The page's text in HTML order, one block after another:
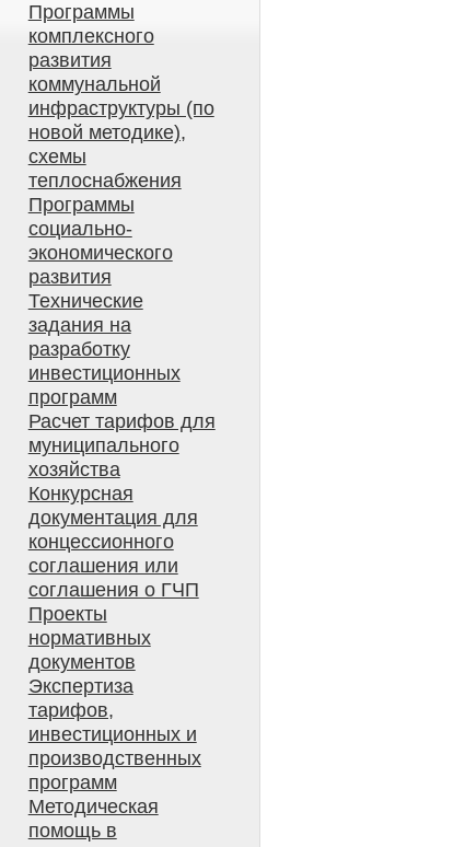
Программы
комплексного
развития
коммунальной
инфраструктуры (по
новой методике),
схемы
теплоснабжения
Программы
социально-
экономического
развития
Технические
задания на
разработку
инвестиционных
программ
Расчет тарифов для
муниципального
хозяйства
Конкурсная
документация для
концессионного
соглашения или
соглашения о ГЧП
Проекты
нормативных
документов
Экспертиза
тарифов,
инвестиционных и
производственных
программ
Методическая
помощь в